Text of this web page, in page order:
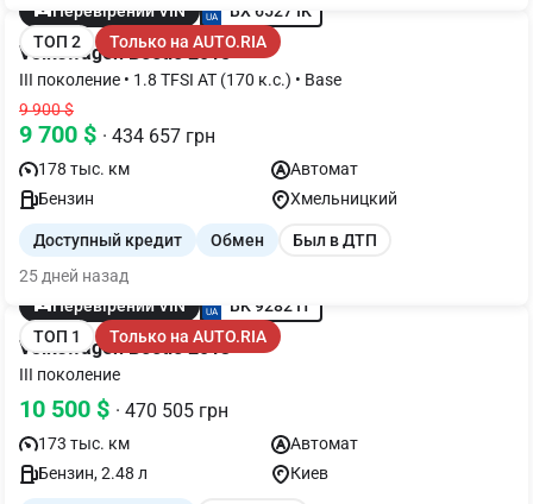
Перевірений VIN
BX 6527 IK
ТОП 2
Только на AUTO.RIA
Volkswagen Beetle 2015
III поколение • 1.8 TFSI AT (170 к.с.) • Base
9 900 $
9 700 $ · 434 657 грн
178 тыс. км
Автомат
Бензин
Хмельницкий
Доступный кредит Обмен
Был в ДТП
25 дней назад
Перевірений VIN
BK 9282 IT
ТОП 1
Только на AUTO.RIA
Volkswagen Beetle 2013
III поколение
10 500 $ · 470 505 грн
173 тыс. км
Автомат
Бензин, 2.48 л
Киев